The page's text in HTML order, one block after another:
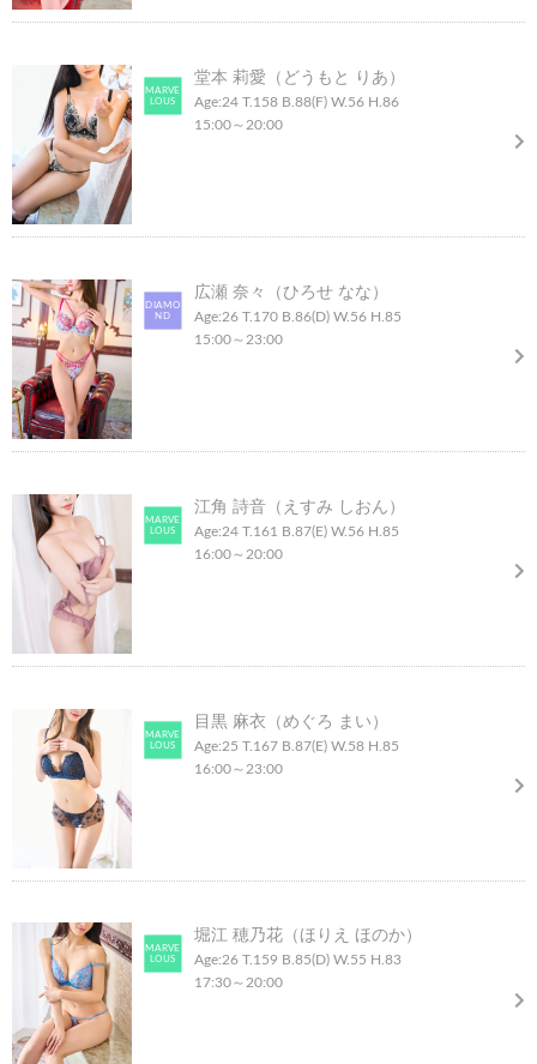
MARVE
LOUS
堂本 莉愛（どうもと りあ）
Age:24 T.158 B.88(F) W.56 H.86
15:00～ 20:00
DIAMO
ND
広瀬 奈々（ひろせ なな）
Age:26 T.170 B.86(D) W.56 H.85
15:00～ 23:00
MARVE
LOUS
江角 詩音（えすみ しおん）
Age:24 T.161 B.87(E) W.56 H.85
16:00～ 20:00
MARVE
LOUS
目黒 麻衣（めぐろ まい）
Age:25 T.167 B.87(E) W.58 H.85
16:00～ 23:00
MARVE
LOUS
堀江 穂乃花（ほりえ ほのか）
Age:26 T.159 B.85(D) W.55 H.83
17:30～20:00